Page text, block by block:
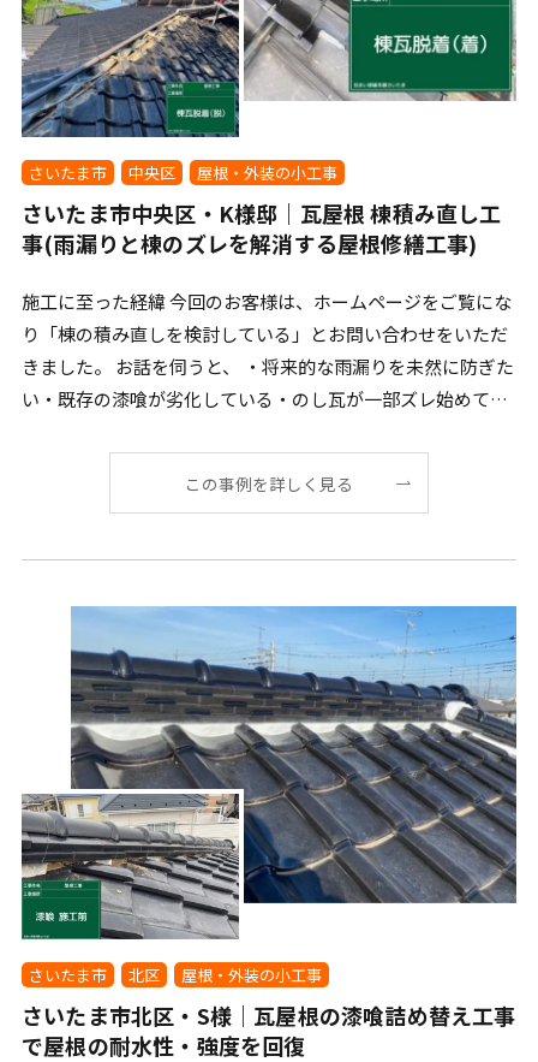
さいたま市 中央区 屋根・外装の小工事
さいたま市中央区・K様邸｜瓦屋根 棟積み直し工
事(雨漏りと棟のズレを解消する屋根修繕工事)
施工に至った経緯 今回のお客様は、ホームページをご覧にな
り「棟の積み直しを検討している」とお問い合わせをいただ
きました。 お話を伺うと、 ・将来的な雨漏りを未然に防ぎた
い・既存の漆喰が劣化している・のし瓦が一部ズレ始めて
この事例を詳しく見る
さいたま市 北区 屋根・外装の小工事
さいたま市北区・S様｜瓦屋根の漆喰詰め替え工事
で屋根の耐水性・強度を回復